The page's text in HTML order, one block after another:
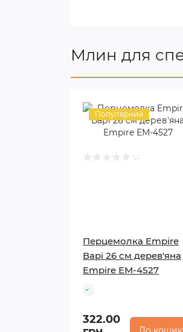
Млин для
Популярний
Перцемолка Empire
Варі 26 см дерев'яна
Empire ЕМ-4527
322.00